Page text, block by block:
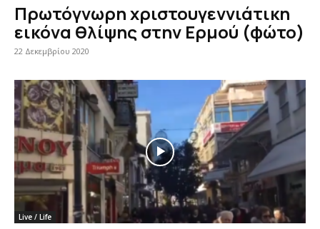
Πρωτόγνωρη χριστουγεννιάτικη
εικόνα θλίψης στην Ερμού (φώτο)
22 Δεκεμβρίου 2020
Live / Life